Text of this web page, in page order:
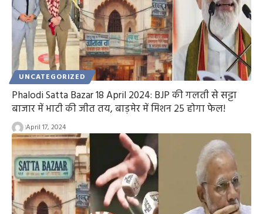
UNCATEGORIZED
Phalodi Satta Bazar 18 April 2024: BJP की गलती से सट्टा
बाजार में भाटी की जीत तय, बाड़मेर में मिशन 25 होगा फेल!
April 17, 2024